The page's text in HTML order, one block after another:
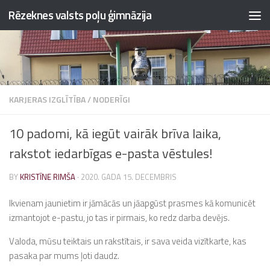
Skip to content
Rēzeknes valsts poļu ģimnāzija
KARJERAS IZGLĪTĪBA/NODERĪGI
10 padomi, kā iegūt vairāk brīva laika,
rakstot iedarbīgas e-pasta vēstules!
BY KRISTĪNE RIMŠA · 2020. GADA 15. DECEMBRIS
Ikvienam jaunietim ir jāmācās un jāapgūst prasmes kā komunicēt
izmantojot e-pastu, jo tas ir pirmais, ko redz darba devējs.
Valoda, mūsu teiktais un rakstītais, ir sava veida vizītkarte, kas
pasaka par mums ļoti daudz.